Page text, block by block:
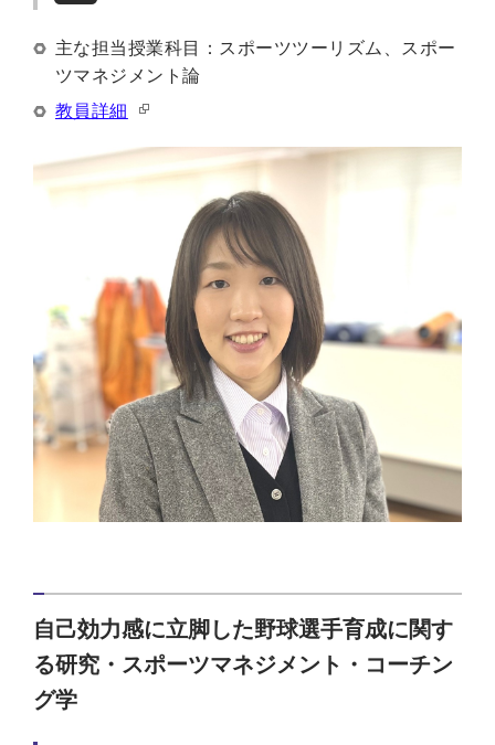
主な担当授業科目：スポーツツーリズム、スポー
ツマネジメント論
教員詳細
自己効力感に立脚した野球選手育成に関す
る研究・スポーツマネジメント・コーチン
グ学